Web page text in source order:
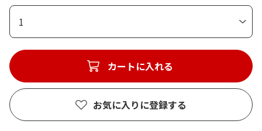
1
カートに入れる
お気に入りに登録する